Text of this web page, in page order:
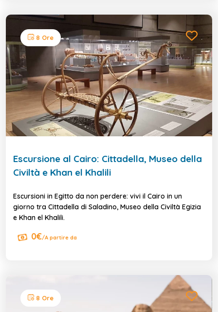
8 Ore
Escursione al Cairo: Cittadella, Museo della
Civiltà e Khan el Khalili
Escursioni in Egitto da non perdere: vivi il Cairo in un
giorno tra Cittadella di Saladino, Museo della Civiltà Egizia
e Khan el Khalili.
0€/A partire da
8 Ore